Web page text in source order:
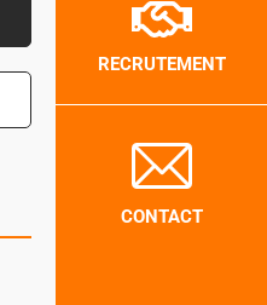
RECRUTEMENT
CONTACT